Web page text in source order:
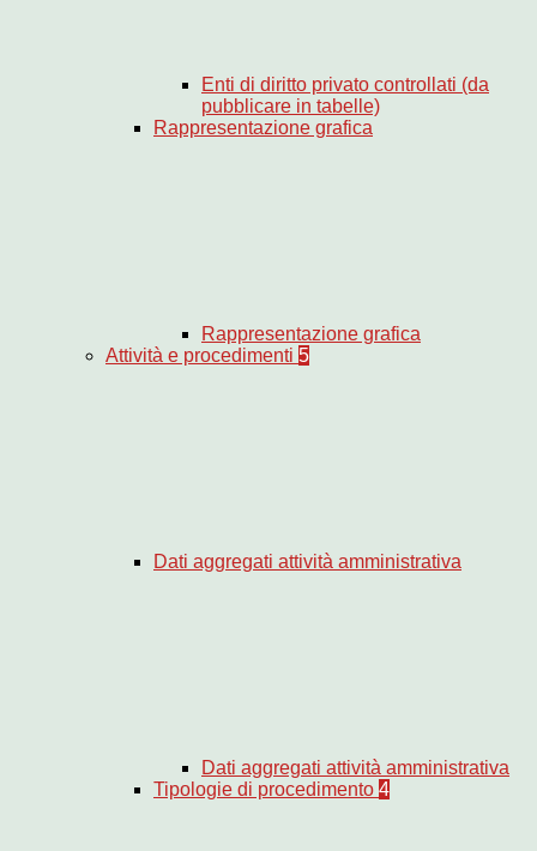
Enti di diritto privato controllati (da
pubblicare in tabelle)
Rappresentazione grafica
Rappresentazione grafica
Attività e procedimenti 5
Dati aggregati attività amministrativa
Dati aggregati attività amministrativa
Tipologie di procedimento 4